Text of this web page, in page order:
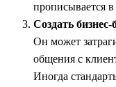
прописывается в
Создать бизнес-
Он может
общения с
Иногда